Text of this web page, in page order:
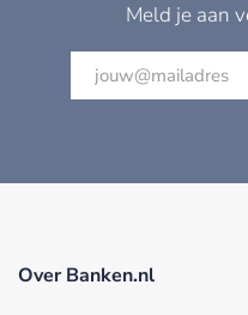
Meld je aan
Over Banken.nl